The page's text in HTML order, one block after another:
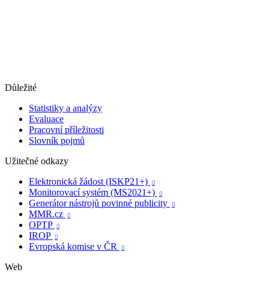
Důležité
Statistiky a analýzy
Evaluace
Pracovní příležitosti
Slovník pojmů
Užitečné odkazy
Elektronická žádost (ISKP21+)

Monitorovací systém (MS2021+) 
Generátor nástrojů povinné publicity 
MMR.cz 
OPTP 
IROP 
Evropská komise v ČR 
Web